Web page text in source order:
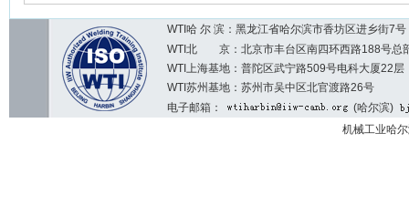
WTI哈 尔 滨：黑龙江省哈尔滨市香坊区进乡街
WTI北 京：北京市丰台区南四环西路188号总
WTI上海基地：普陀区武宁路509号电科大厦22层
WTI苏州基地：苏州市吴中区北官渡路26号
电子邮箱：
(哈尔滨)
机械工业哈